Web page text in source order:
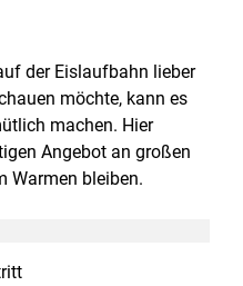
der Eislaufbahn lieber
möchte, kann es
machen. Hier
Angebot an großen
Warmen bleiben.